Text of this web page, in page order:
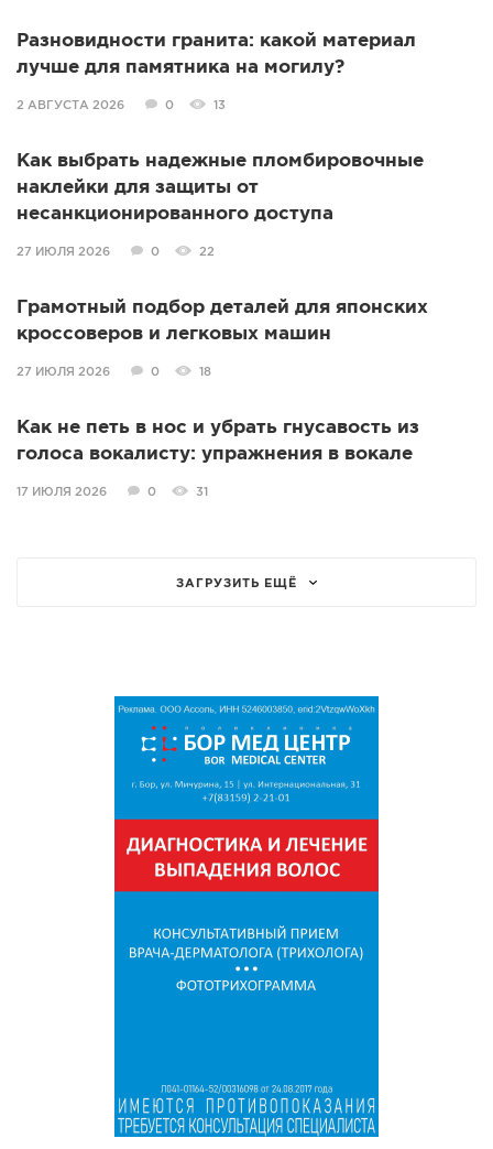
Разновидности гранита: какой материал
лучше для памятника на могилу?
2 АВГУСТА 2026 0 13
Как выбрать надежные пломбировочные
наклейки для защиты от
несанкционированного доступа
27 ИЮЛЯ 2026 0 22
Грамотный подбор деталей для японских
кроссоверов и легковых машин
27 ИЮЛЯ 2026 0 18
Как не петь в нос и убрать гнусавость из
голоса вокалисту: упражнения в вокале
17 ИЮЛЯ 2026 0 31
ЗАГРУЗИТЬ ЕЩЁ